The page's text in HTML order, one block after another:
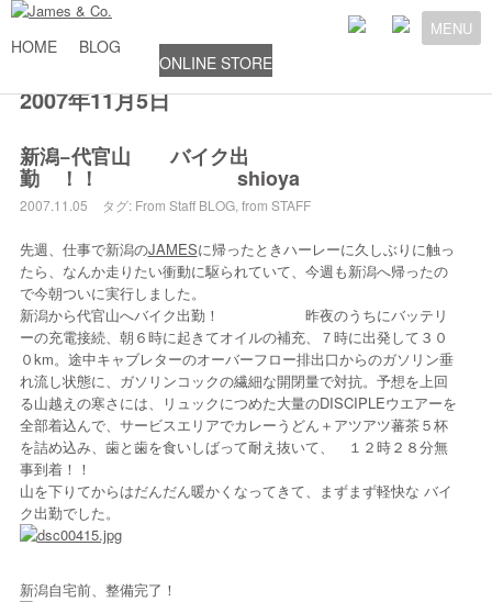
MENU
HOME BLOG
ONLINE STORE
2007年11月5日
新潟−代官山 バイク出
勤 ！！ shioya
2007.11.05 タグ: From Staff BLOG, from STAFF
先週、仕事で新潟のJAMESに帰ったときハーレーに久しぶりに触っ
たら、なんか走りたい衝動に駆られていて、今週も新潟へ帰ったの
で今朝ついに実行しました。
新潟から代官山へバイク出勤！ 昨夜のうちにバッテリ
ーの充電接続、朝６時に起きてオイルの補充、７時に出発して３０
０km。途中キャブレターのオーバーフロー排出口からのガソリン垂
れ流し状態に、ガソリンコックの繊細な開閉量で対抗。予想を上回
る山越えの寒さには、リュックにつめた大量のDISCIPLEウエアーを
全部着込んで、サービスエリアでカレーうどん＋アツアツ蕃茶５杯
を詰め込み、歯と歯を食いしばって耐え抜いて、 １２時２８分無
事到着！！
山を下りてからはだんだん暖かくなってきて、まずまず軽快な バイ
ク出勤でした。
新潟自宅前、整備完了！